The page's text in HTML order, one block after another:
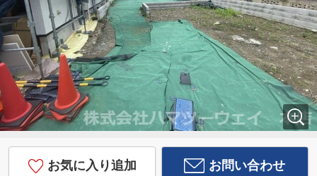
お気に入り追加 お問い合わせ